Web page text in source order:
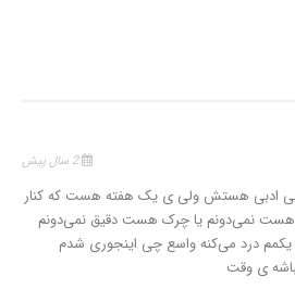
2 سال پیش
ادبی هستش ولی ی یک هفته هست که کنار
هست نمی‌دونم یا چرک هست دقیق نمی‌دونم
درد می‌کنه واسع چی اینجوری شدم
ی وقت